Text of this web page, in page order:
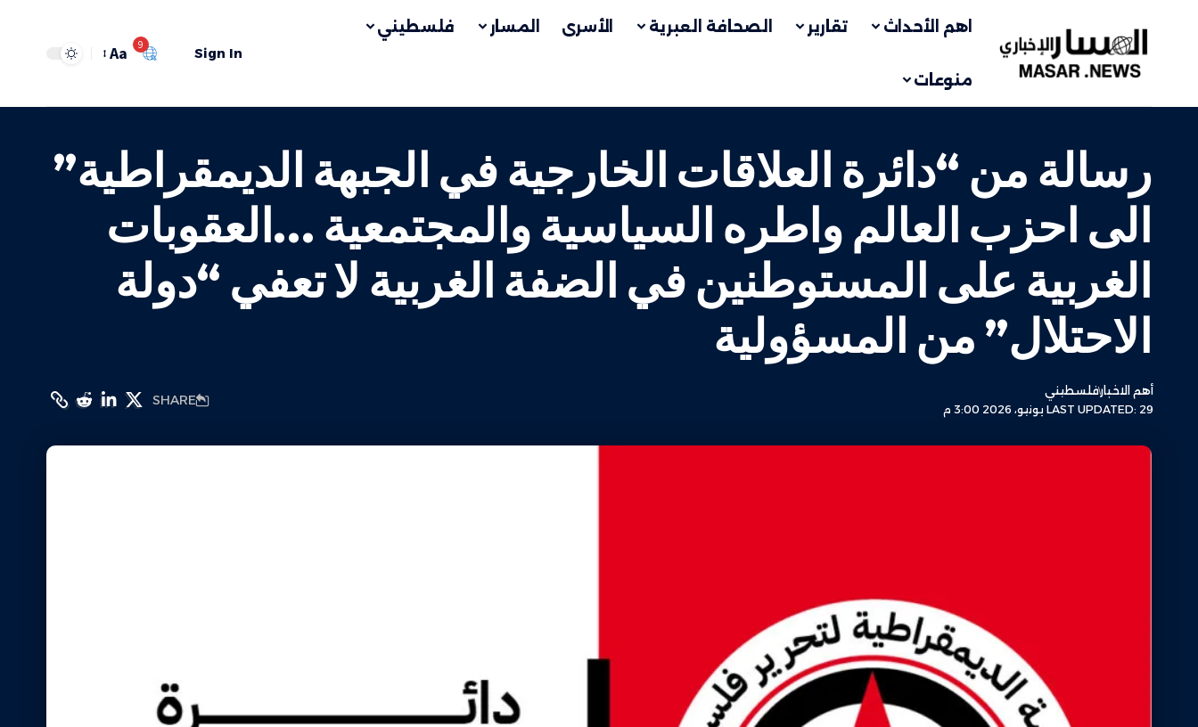
اهم الأحداث تقارير الصحافة العبرية الأسرى المسار فلسطيني
منوعات
Sign In
9
Aa
رسالة من “دائرة العلاقات الخارجية في الجبهة الديمقراطية”
الى احزب العالم واطره السياسية والمجتمعية …العقوبات
الغربية على المستوطنين في الضفة الغربية لا تعفي “دولة
الاحتلال” من المسؤولية
LAST UPDATED: 29 يونيو، 2026 3:00 م
أهم الاخبارفلسطيني
SHARE